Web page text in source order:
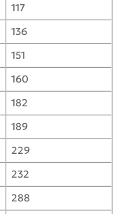
117
136
151
160
182
189
229
232
288